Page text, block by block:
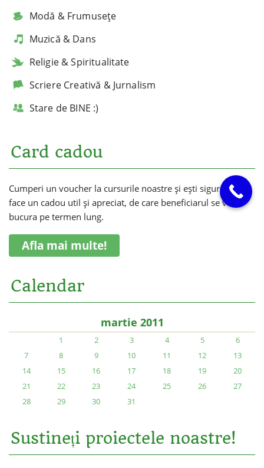
Modă & Frumusețe
Muzică & Dans
Religie & Spiritualitate
Scriere Creativă & Jurnalism
Stare de BINE :)
Card cadou
Cumperi un voucher la cursurile noastre și ești sigur că vei
face un cadou util și apreciat, de care beneficiarul se va
bucura pe termen lung.
Afla mai multe!
Calendar
martie 2011
1 2 3 4 5
6
7
8 9 10 11 12
13
14
15 16 17 18 19
20
21
22 23 24 25 26
27
28
29 30 31
Sustineți proiectele noastre!